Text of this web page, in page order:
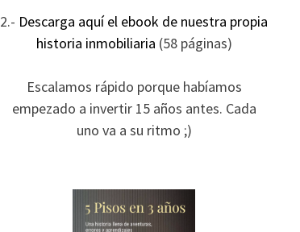
2.- Descarga aquí el ebook de nuestra propia
historia inmobiliaria (58 páginas)
Escalamos rápido porque habíamos
empezado a invertir 15 años antes. Cada
uno va a su ritmo ;)